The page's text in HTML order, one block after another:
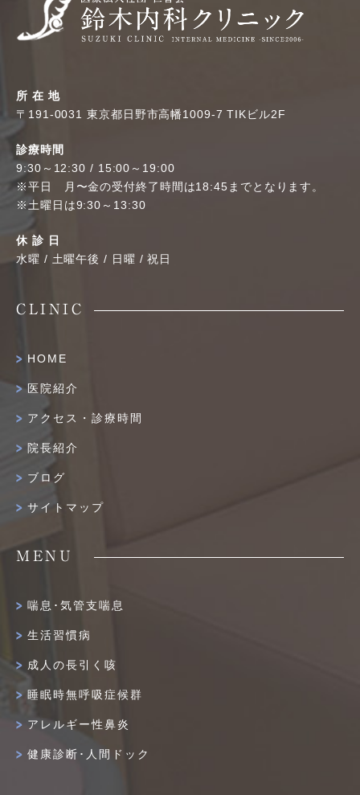
所 在 地
〒191-0031 東京都日野市高幡1009-7 TIKビル2F
診療時間
9:30～12:30 / 15:00～19:00
※平日 月〜金の受付終了時間は18:45までとなります。
※土曜日は9:30～13:30
休 診 日
水曜 / 土曜午後 / 日曜 / 祝日
CLINIC
HOME
医院紹介
アクセス・診療時間
院長紹介
ブログ
サイトマップ
MENU
喘息･気管支喘息
生活習慣病
成人の長引く咳
睡眠時無呼吸症候群
アレルギー性鼻炎
健康診断･人間ドック